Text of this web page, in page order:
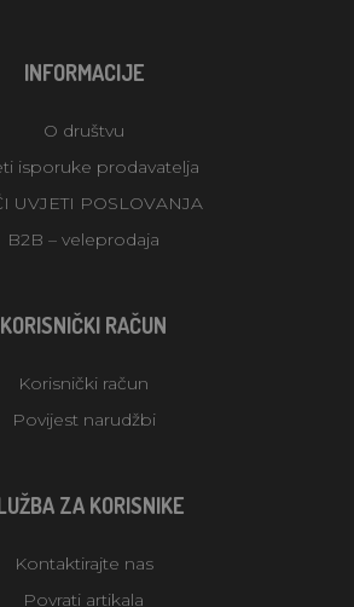
INFORMACIJE
O društvu
isporuke prodavatelja
UVJETI POSLOVANJA
B2B – veleprodaja
KORISNIČKI RAČUN
Korisnički račun
Povijest narudžbi
ZA KORISNIKE
Kontaktirajte nas
Povrati artikala